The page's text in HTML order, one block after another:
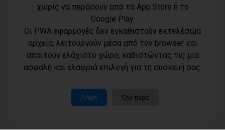
07/08/2026
Μάτι σε πολεοδομική ομηρία: Οι
περιουσίες πάγωσαν – Οι κάτοικοι
οργανώνονται
07/08/2026
Όροι χρήσης
Πολιτική
Τηλέφωνο
χωρίς να περάσουν από το App Store ή το
Google Play.
Οι PWA εφαρμογές δεν εγκαθιστούν εκτελέσιμα
αρχεία, λειτουργούν μέσα από τον browser και
απαιτούν ελάχιστο χώρο, καθιστώντας τις μια
ασφαλή και ελαφριά επιλογή για τη συσκευή σας.
Λήψη Όχι τώρα